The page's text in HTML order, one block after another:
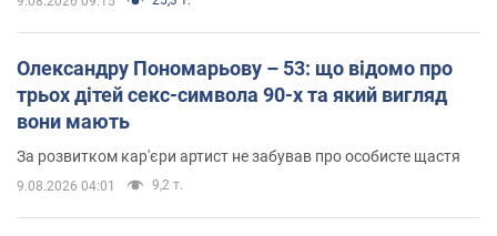
Олександру Пономарьову – 53: що відомо про
трьох дітей секс-символа 90-х та який вигляд
вони мають
За розвитком кар'єри артист не забував про особисте щастя
9.08.2026 04:01 9,2 т.